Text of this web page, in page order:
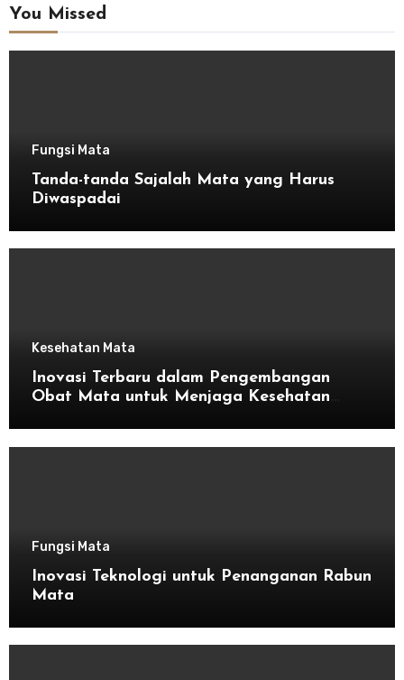
You Missed
Fungsi Mata
Tanda-tanda Sajalah Mata yang Harus
Diwaspadai
Kesehatan Mata
Inovasi Terbaru dalam Pengembangan
Obat Mata untuk Menjaga Kesehatan
Fungsi Mata
Inovasi Teknologi untuk Penanganan Rabun
Mata